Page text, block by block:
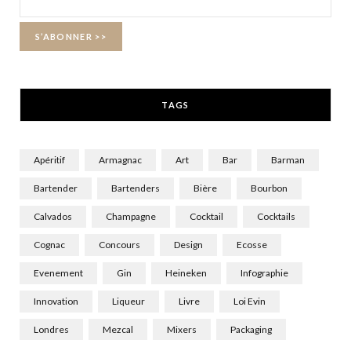
TAGS
Apéritif Armagnac Art Bar Barman
Bartender Bartenders Bière Bourbon
Calvados Champagne Cocktail Cocktails
Cognac Concours Design Ecosse
Evenement Gin Heineken Infographie
Innovation Liqueur Livre Loi Evin
Londres Mezcal Mixers Packaging